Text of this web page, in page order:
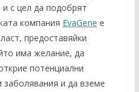
с цел да подобрят
компания EvaGene е
предоставяйки
има желание, да
потенциални
и да вземе